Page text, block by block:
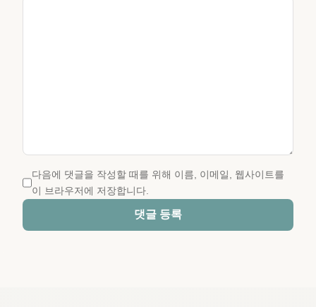
다음에 댓글을 작성할 때를 위해 이름, 이메일, 웹사이트를
이 브라우저에 저장합니다.
댓글 등록